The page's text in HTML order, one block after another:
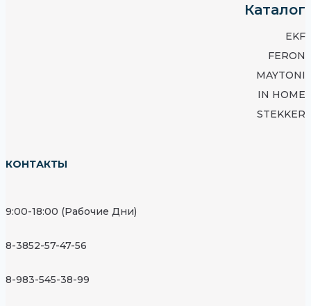
Каталог
EKF
FERON
MAYTONI
IN HOME
STEKKER
КОНТАКТЫ
9:00-18:00 (Рабочие Дни)
8-3852-57-47-56
8-983-545-38-99